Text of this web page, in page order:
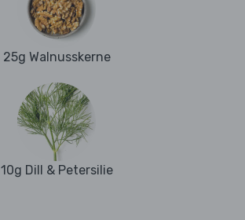
25g Walnusskerne
10g Dill & Petersilie